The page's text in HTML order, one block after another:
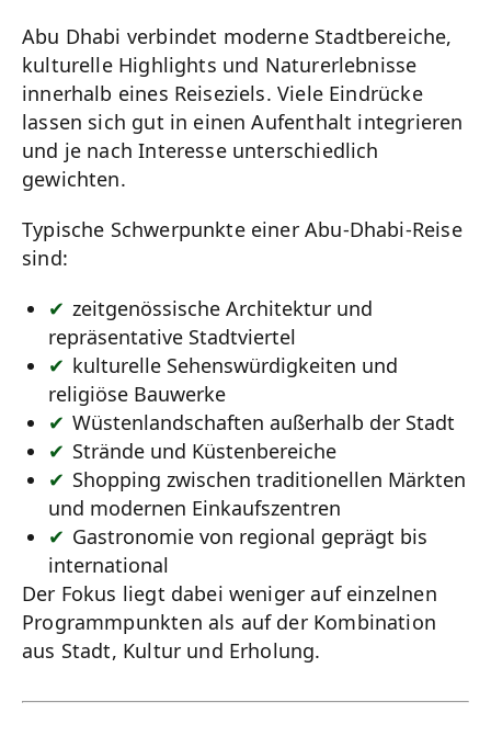
Abu Dhabi verbindet moderne Stadtbereiche,
kulturelle Highlights und Naturerlebnisse
innerhalb eines Reiseziels. Viele Eindrücke
lassen sich gut in einen Aufenthalt integrieren
und je nach Interesse unterschiedlich
gewichten.
Typische Schwerpunkte einer Abu-Dhabi-Reise
sind:
zeitgenössische Architektur und
repräsentative Stadtviertel
kulturelle Sehenswürdigkeiten und
religiöse Bauwerke
Wüstenlandschaften außerhalb der Stadt
Strände und Küstenbereiche
Shopping zwischen traditionellen Märkten
und modernen Einkaufszentren
Gastronomie von regional geprägt bis
international
Der Fokus liegt dabei weniger auf einzelnen
Programmpunkten als auf der Kombination
aus Stadt, Kultur und Erholung.